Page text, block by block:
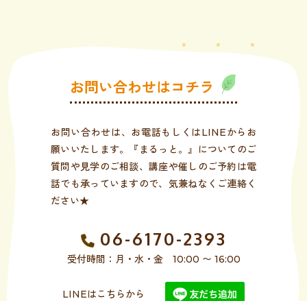
お問い合わせはコチラ
お問い合わせは、お電話もしくはLINEからお
願いいたします。『まるっと。』についてのご
質問や見学のご相談、講座や催しのご予約は電
話でも承っていますので、気兼ねなくご連絡く
ださい★
06-6170-2393
受付時間：月・水・金 10:00 〜 16:00
LINEはこちらから